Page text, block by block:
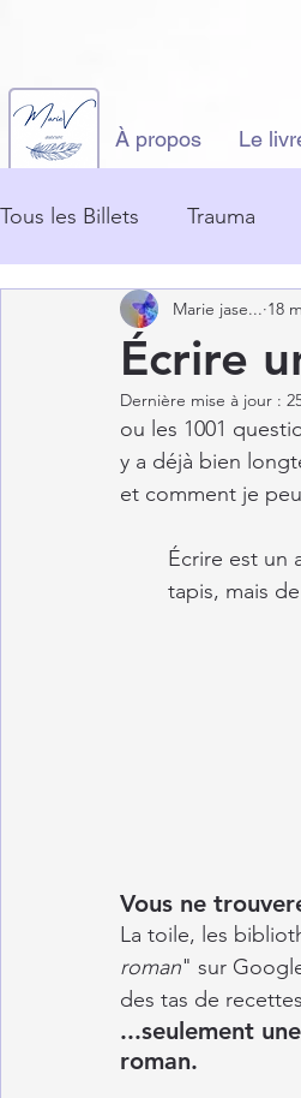
À propos Le
Tous les Billets Trauma
Écrire
Marie jase... 18
Dernière mise à jour :
ou les 1001
y a déjà bien
et comment je
Écrire est un
tapis, mais
Vous ne
La toile, les
roman" sur
des tas de
...seulement
roman.